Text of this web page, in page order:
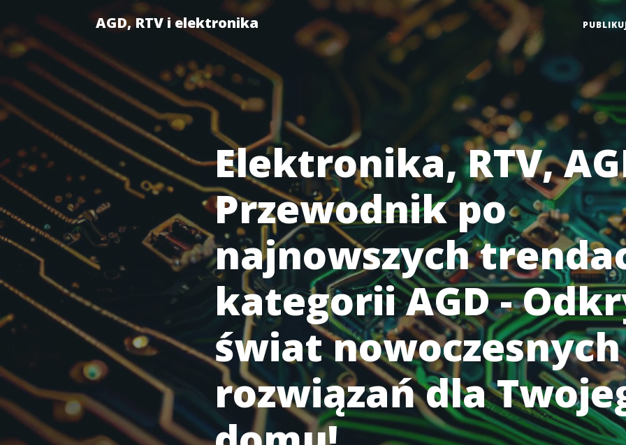
AGD, RTV i elektronika
Elektronika, RTV,
Przewodnik po
najnowszych
kategorii AGD -
świat nowoczesnych
rozwiązań dla